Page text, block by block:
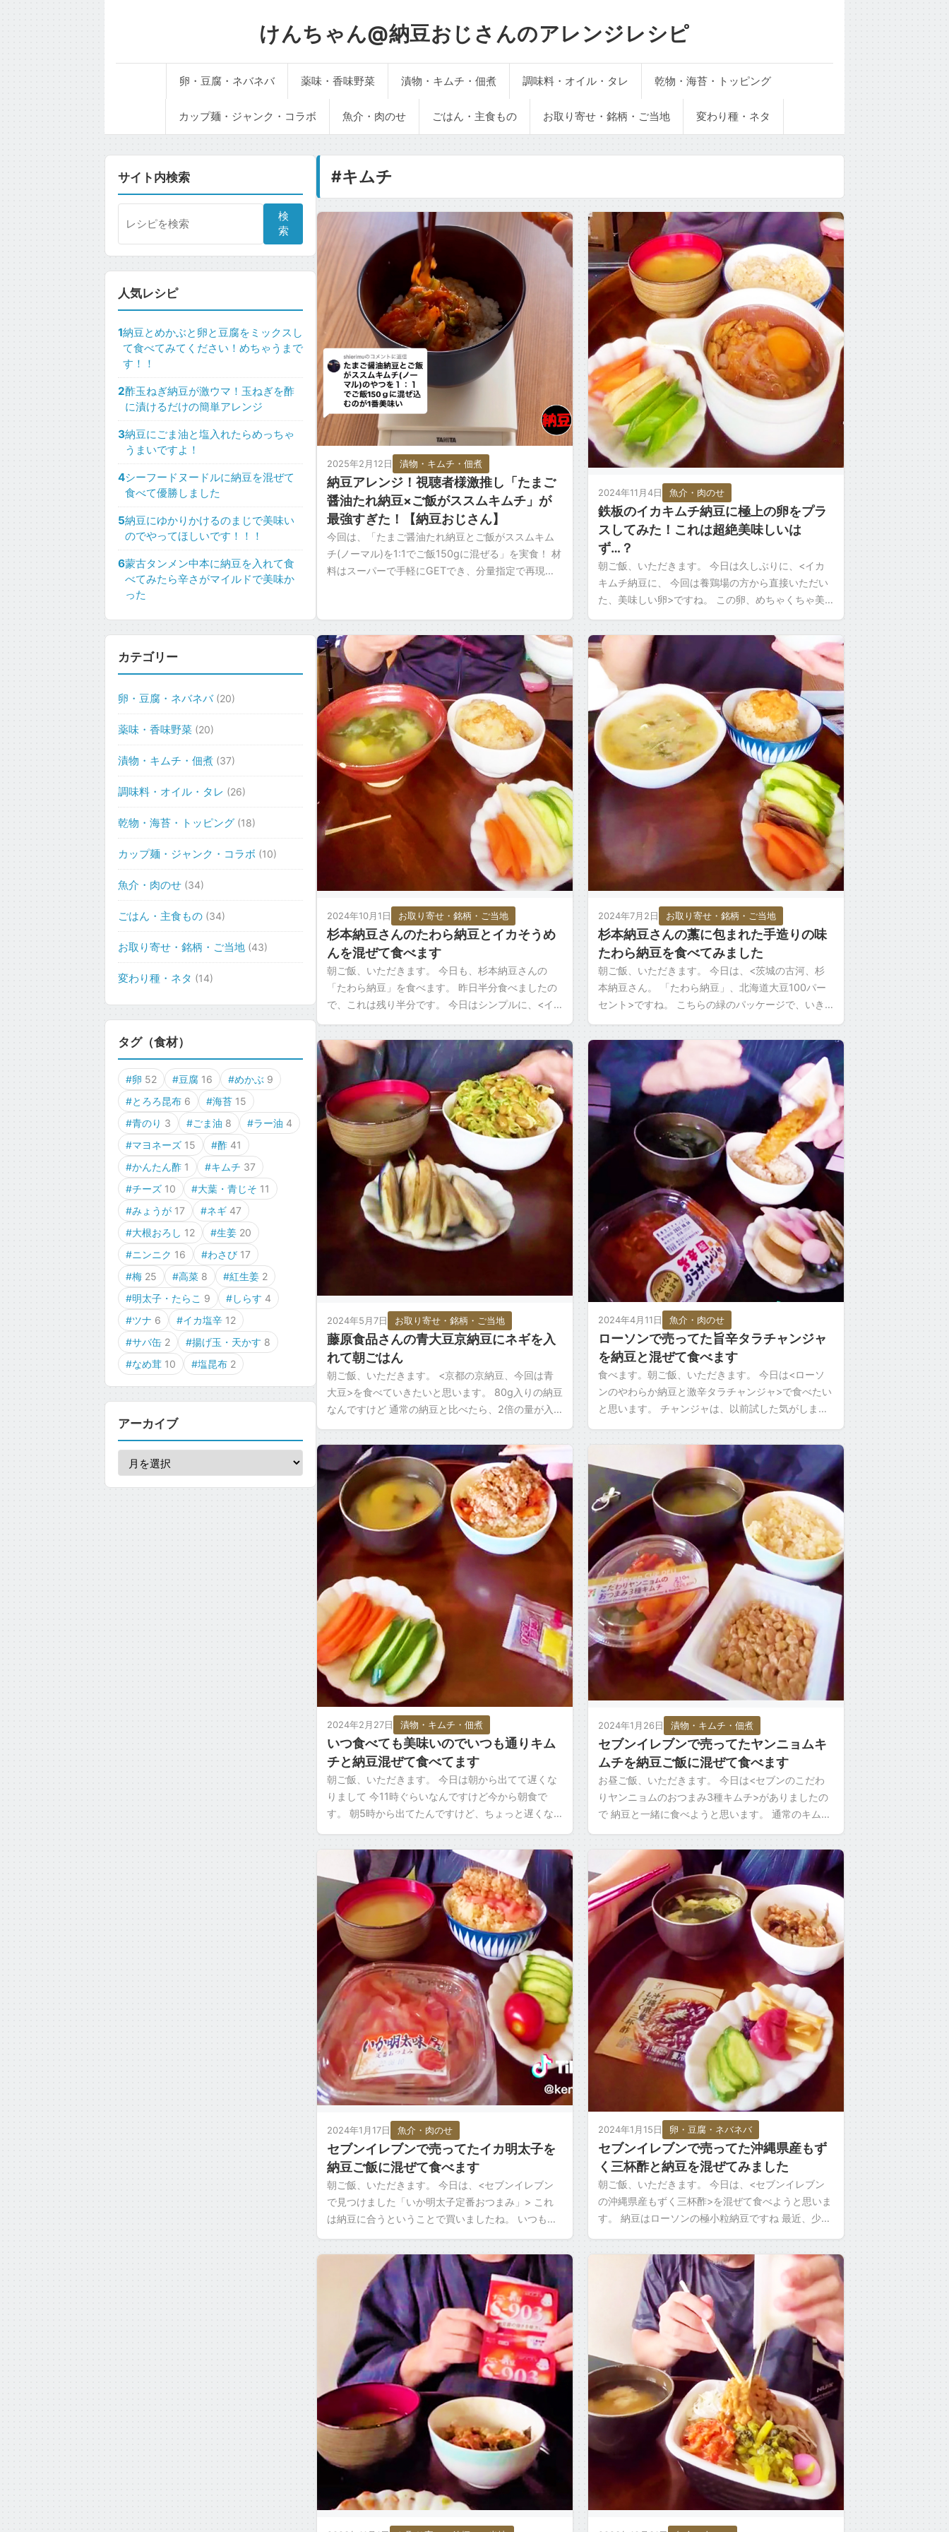
けんちゃん@納豆おじさんのアレンジレシピ
卵・豆腐・ネバネバ 薬味・香味野菜 漬物・キムチ・佃煮 調味料・オイル・タレ 乾物・海苔・トッピング
カップ麺・ジャンク・コラボ 魚介・肉のせ ごはん・主食もの お取り寄せ・銘柄・ご当地 変わり種・ネタ
#キムチ
2025年2月12日 漬物・キムチ・佃煮
納豆アレンジ！視聴者様激推し「たまご
醤油たれ納豆×ご飯がススムキムチ」が
最強すぎた！【納豆おじさん】
今回は、「たまご醤油たれ納豆とご飯がススムキム
チ(ノーマル)を1:1でご飯150gに混ぜる」を実食！ 材
料はスーパーで手軽にGETでき、分量指定で再現性
2024年11月4日 魚介・肉のせ
鉄板のイカキムチ納豆に極上の卵をプラ
スしてみた！これは超絶美味しいは
ず…？
朝ご飯、いただきます。 今日は久しぶりに、<イカ
キムチ納豆に、 今回は養鶏場の方から直接いただい
た、美味しい卵>ですね。 この卵、めちゃくちゃ美
味か […]
2024年10月1日 お取り寄せ・銘柄・ご当地
杉本納豆さんのたわら納豆とイカそうめ
んを混ぜて食べます
朝ご飯、いただきます。 今日も、杉本納豆さんの
「たわら納豆」を食べます。 昨日半分食べましたの
で、これは残り半分です。 今日はシンプルに、<イ
イカキムチ […]
2024年7月2日 お取り寄せ・銘柄・ご当地
杉本納豆さんの藁に包まれた手造りの味
たわら納豆を食べてみました
朝ご飯、いただきます。 今日は、<茨城の古河、杉
本納豆さん。 「たわら納豆」、北海道大豆100パー
セント>ですね。 こちらの緑のパッケージで、いき
に、こ […]
2024年5月7日 お取り寄せ・銘柄・ご当地
藤原食品さんの青大豆京納豆にネギを入
れて朝ごはん
朝ご飯、いただきます。 <京都の京納豆、今回は青
大豆>を食べていきたいと思います。 80g入りの納豆
なんですけど 通常の納豆と比べたら、2倍の量が入
す […]
2024年4月11日 魚介・肉のせ
ローソンで売ってた旨辛タラチャンジャ
を納豆と混ぜて食べます
食べます。朝ご飯、いただきます。 今日は<ローソ
ンのやわらか納豆と激辛タラチャンジャ>で食べたい
と思います。 チャンジャは、以前試した気がします
2024年2月27日 漬物・キムチ・佃煮
いつ食べても美味いのでいつも通りキム
チと納豆混ぜて食べてます
朝ご飯、いただきます。 今日は朝から出てて遅くな
りまして 今11時ぐらいなんですけど今から朝食で
す。 朝5時から出てたんですけど、ちょっと遅くな
べちゃお […]
2024年1月26日 漬物・キムチ・佃煮
セブンイレブンで売ってたヤンニョムキ
ムチを納豆ご飯に混ぜて食べます
お昼ご飯、いただきます。 今日は<セブンのこだわ
りヤンニョムのおつまみ3種キムチ>がありましたの
で 納豆と一緒に食べようと思います。 通常のキムチ
って […]
2024年1月17日 魚介・肉のせ
セブンイレブンで売ってたイカ明太子を
納豆ご飯に混ぜて食べます
朝ご飯、いただきます。 今日は、<セブンイレブン
で見つけました「いか明太子定番おつまみ」> これ
は納豆に合うということで買いましたね。 いつも行
すると売 […]
2024年1月15日 卵・豆腐・ネバネバ
セブンイレブンで売ってた沖縄県産もず
く三杯酢と納豆を混ぜてみました
朝ご飯、いただきます。 今日は、<セブンイレブン
の沖縄県産もずく三杯酢>を混ぜて食べようと思いま
す。 納豆はローソンの極小粒納豆ですね 最近、少し
言え」 […]
サイト内検索
検
索
人気レシピ
1納豆とめかぶと卵と豆腐をミックスし
て食べてみてください！めちゃうまで
す！！
2酢玉ねぎ納豆が激ウマ！玉ねぎを酢
に漬けるだけの簡単アレンジ
3納豆にごま油と塩入れたらめっちゃ
うまいですよ！
4シーフードヌードルに納豆を混ぜて
食べて優勝しました
5納豆にゆかりかけるのまじで美味い
のでやってほしいです！！！
6蒙古タンメン中本に納豆を入れて食
べてみたら辛さがマイルドで美味か
った
カテゴリー
卵・豆腐・ネバネバ (20)
薬味・香味野菜 (20)
漬物・キムチ・佃煮 (37)
調味料・オイル・タレ (26)
乾物・海苔・トッピング (18)
カップ麺・ジャンク・コラボ (10)
魚介・肉のせ (34)
ごはん・主食もの (34)
お取り寄せ・銘柄・ご当地 (43)
変わり種・ネタ (14)
タグ（食材）
#卵 52 #豆腐 16 #めかぶ 9
#とろろ昆布 6 #海苔 15
#青のり 3 #ごま油 8 #ラー油 4
#マヨネーズ 15 #酢 41
#かんたん酢 1 #キムチ 37
#チーズ 10 #大葉・青じそ 11
#みょうが 17 #ネギ 47
#大根おろし 12 #生姜 20
#ニンニク 16 #わさび 17
#梅 25 #高菜 8 #紅生姜 2
#明太子・たらこ 9 #しらす 4
#ツナ 6 #イカ塩辛 12
#サバ缶 2 #揚げ玉・天かす 8
#なめ茸 10 #塩昆布 2
アーカイブ